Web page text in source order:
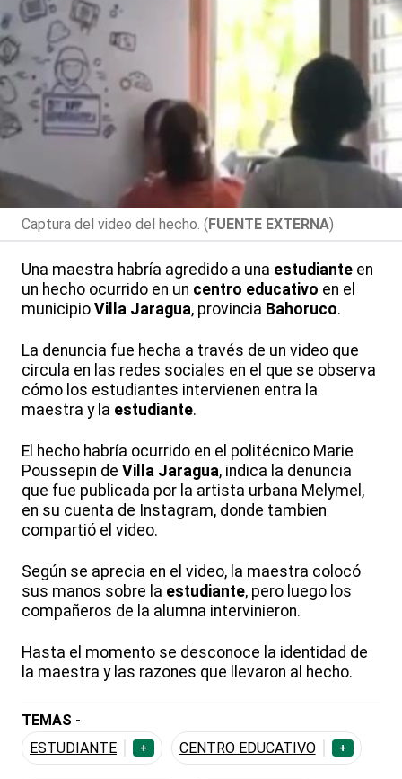
Captura del video del hecho. (FUENTE EXTERNA)
Una maestra habría agredido a una estudiante en
un hecho ocurrido en un centro educativo en el
municipio Villa Jaragua, provincia Bahoruco.
La denuncia fue hecha a través de un video que
circula en las redes sociales en el que se observa
cómo los estudiantes intervienen entra la
maestra y la estudiante.
El hecho habría ocurrido en el politécnico Marie
Poussepin de Villa Jaragua, indica la denuncia
que fue publicada por la artista urbana Melymel,
en su cuenta de Instagram, donde tambien
compartió el video.
Según se aprecia en el video, la maestra colocó
sus manos sobre la estudiante, pero luego los
compañeros de la alumna intervinieron.
Hasta el momento se desconoce la identidad de
la maestra y las razones que llevaron al hecho.
TEMAS -
ESTUDIANTE
+ CENTRO EDUCATIVO +